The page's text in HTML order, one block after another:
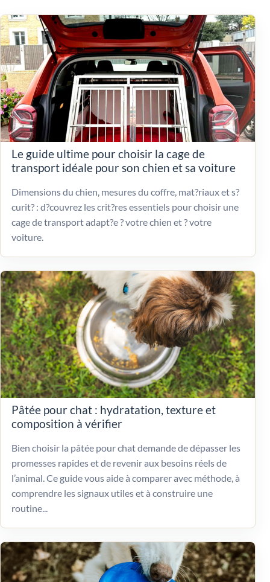
Le guide ultime pour choisir la cage de
transport idéale pour son chien et sa voiture
Dimensions du chien, mesures du coffre, mat?riaux et s?
curit? : d?couvrez les crit?res essentiels pour choisir une
cage de transport adapt?e ? votre chien et ? votre
voiture.
Pâtée pour chat : hydratation, texture et
composition à vérifier
Bien choisir la pâtée pour chat demande de dépasser les
promesses rapides et de revenir aux besoins réels de
l’animal. Ce guide vous aide à comparer avec méthode, à
comprendre les signaux utiles et à construire une
routine...